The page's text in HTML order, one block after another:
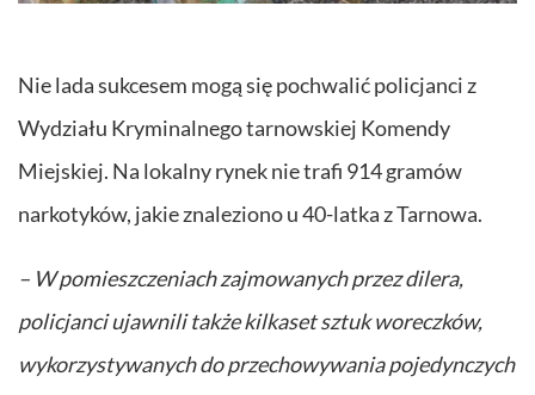
Nie lada sukcesem mogą się pochwalić policjanci z
Wydziału Kryminalnego tarnowskiej Komendy
Miejskiej. Na lokalny rynek nie trafi 914 gramów
narkotyków, jakie znaleziono u 40-latka z Tarnowa.
– W pomieszczeniach zajmowanych przez dilera,
policjanci ujawnili także kilkaset sztuk woreczków,
wykorzystywanych do przechowywania pojedynczych